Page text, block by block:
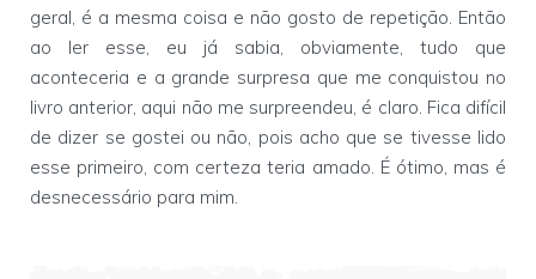
geral, é a mesma coisa e não gosto de repetição. Então
ao ler esse, eu já sabia, obviamente, tudo que
aconteceria e a grande surpresa que me conquistou no
livro anterior, aqui não me surpreendeu, é claro. Fica difícil
de dizer se gostei ou não, pois acho que se tivesse lido
esse primeiro, com certeza teria amado. É ótimo, mas é
desnecessário para mim.